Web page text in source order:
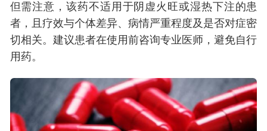
但需注意，该药不适用于阴虚火旺或湿热下注的患
者，且疗效与个体差异、病情严重程度及是否对症密
切相关。建议患者在使用前咨询专业医师，避免自行
用药。